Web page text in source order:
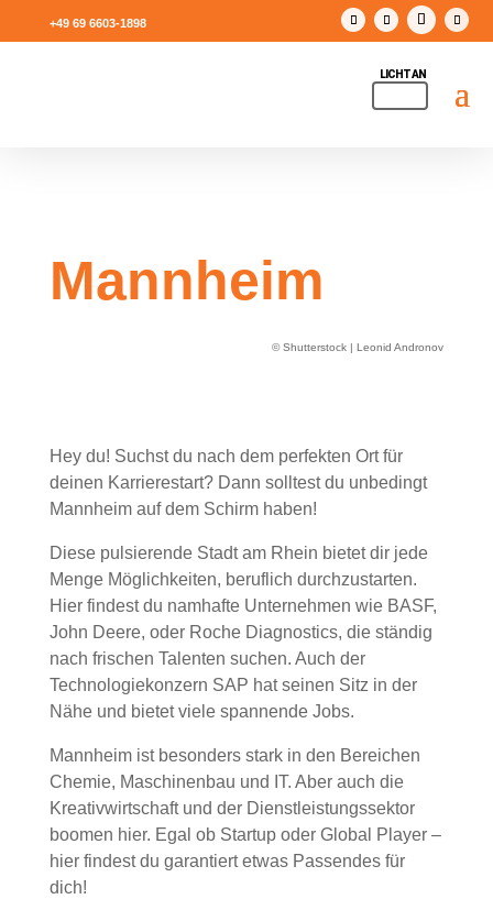
+49 69 6603-1898
Mannheim
© Shutterstock | Leonid Andronov
Hey du! Suchst du nach dem perfekten Ort für
deinen Karrierestart? Dann solltest du unbedingt
Mannheim auf dem Schirm haben!
Diese pulsierende Stadt am Rhein bietet dir jede
Menge Möglichkeiten, beruflich durchzustarten.
Hier findest du namhafte Unternehmen wie BASF,
John Deere, oder Roche Diagnostics, die ständig
nach frischen Talenten suchen. Auch der
Technologiekonzern SAP hat seinen Sitz in der
Nähe und bietet viele spannende Jobs.
Mannheim ist besonders stark in den Bereichen
Chemie, Maschinenbau und IT. Aber auch die
Kreativwirtschaft und der Dienstleistungssektor
boomen hier. Egal ob Startup oder Global Player –
hier findest du garantiert etwas Passendes für
dich!